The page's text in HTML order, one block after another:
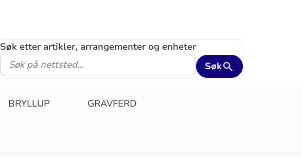
Søk etter artikler, arrangementer og enheter
Søk
BRYLLUP GRAVFERD